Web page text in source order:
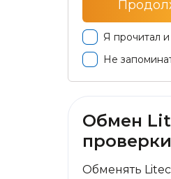
Я прочитал
Не
Обмен
Обменять